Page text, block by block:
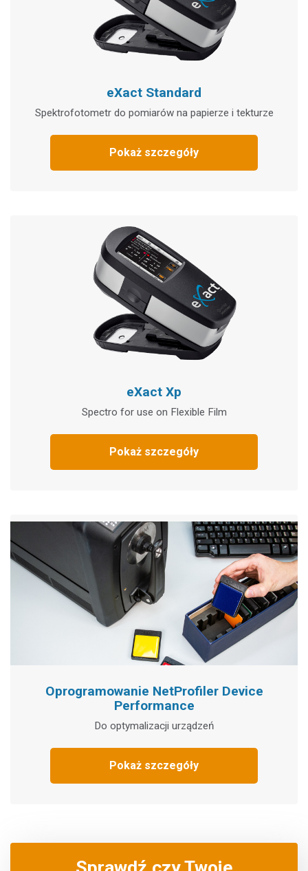
eXact Standard
Spektrofotometr do pomiarów na papierze i tekturze
Pokaż szczegóły
eXact Xp
Spectro for use on Flexible Film
Pokaż szczegóły
Oprogramowanie NetProfiler Device
Performance
Do optymalizacji urządzeń
Pokaż szczegóły